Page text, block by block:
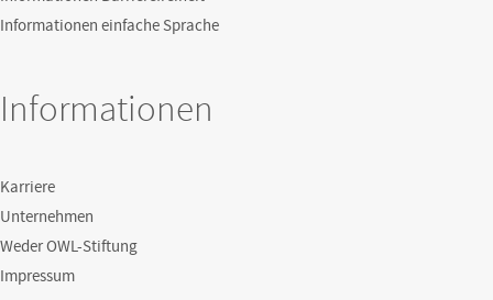
Informationen einfache Sprache
Informationen
Karriere
Unternehmen
Weder OWL-Stiftung
Impressum